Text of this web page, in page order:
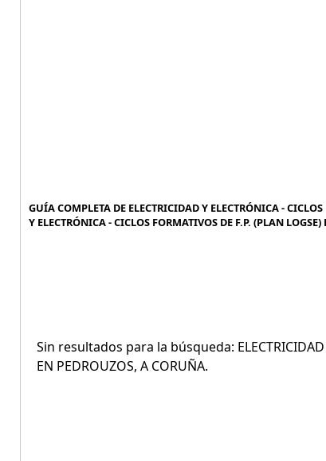
GUÍA COMPLETA DE ELECTRICIDAD Y ELECTRÓNICA -
Y ELECTRÓNICA - CICLOS FORMATIVOS DE F.P. (PLAN
Sin resultados para la búsqueda: ELECTRICIDAD
EN PEDROUZOS, A CORUÑA.